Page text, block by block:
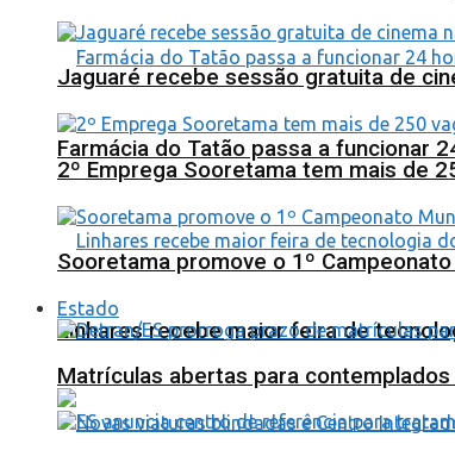
Farmácia do Tatão passa a funcionar
Linhares recebe maior feira de
Jaguaré recebe sessão gratuita de
2º Emprega Sooretama tem mais de
Sooretama promove o 1º
Estado
Matrículas abertas para